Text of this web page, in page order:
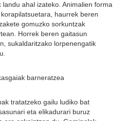
ahal izateko. Animalien forma
haurrek beren
gomuzko sorkuntzak
Horrek beren gaitasun
sukaldaritzako lorpenengatik
barneratzea
tratatzeko gailu ludiko bat
eta elikadurari buruz